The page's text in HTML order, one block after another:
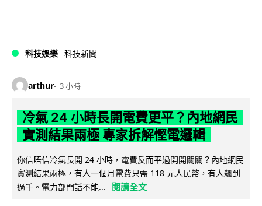
科技娛樂 科技新聞
arthur 3 小時
冷氣 24 小時長開電費更平？內地網民
實測結果兩極 專家拆解慳電邏輯
你信唔信冷氣長開 24 小時，電費反而平過開開關關？內地網民
實測結果兩極，有人一個月電費只需 118 元人民幣，有人飆到
過千。電力部門話不能...
閱讀全文